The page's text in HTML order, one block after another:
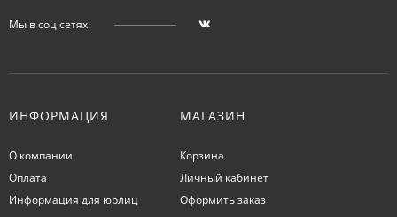
Мы в соц.сетях
ИНФОРМАЦИЯ
О компании
Оплата
Информация для юрлиц
МАГАЗИН
Корзина
Личный кабинет
Оформить заказ